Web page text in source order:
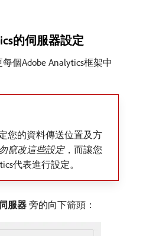
的伺服器設定
個Adobe Analytics框架中
您的資料傳送位置及方
竄改這些設定，而讓您
代表進行設定。
服器 ​旁的向下箭頭：